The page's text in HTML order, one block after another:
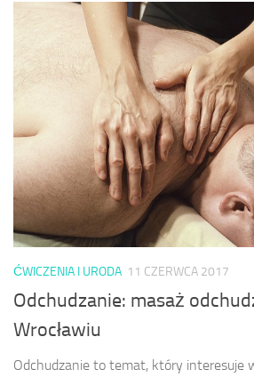
ĆWICZENIA I URODA 11 CZERWCA 2017
Odchudzanie: masaż
Wrocławiu
Odchudzanie to temat, który interesuje